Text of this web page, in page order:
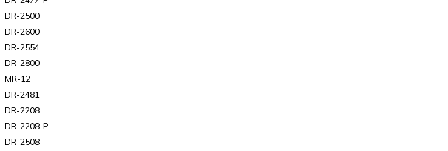
DR-2500
DR-2600
DR-2554
DR-2800
MR-12
DR-2481
DR-2208
DR-2208-P
DR-2508